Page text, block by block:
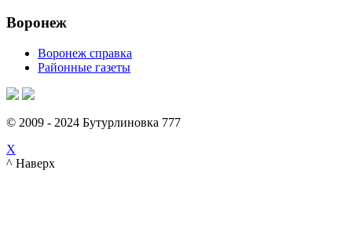
Воронеж
Воронеж справка
Районные газеты
© 2009 - 2024 Бутурлиновка 777
X
^ Наверх